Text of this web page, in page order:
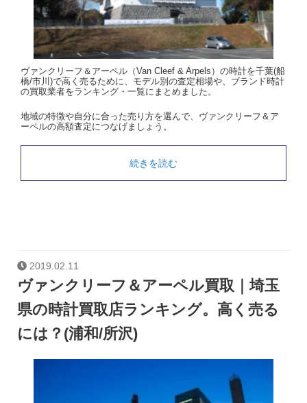
ヴァンクリーフ＆アーペル（Van Cleef & Arpels）の時計を千葉(船
橋/市川)で高く売るために、モデル別の査定相場や、ブランド時計
の買取業者をランキング・一覧にまとめました。
地域の特徴や自分に合った売り方を選んで、ヴァンクリーフ＆ア
ーペルの高額査定につなげましょう。
続きを読む
2019.02.11
ヴァンクリーフ＆アーペル買取｜埼玉
県の時計買取店ランキング。高く売る
には？(浦和/所沢)